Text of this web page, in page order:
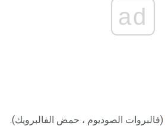
ad
(فالبروات الصوديوم ، حمض الفالبرويك).